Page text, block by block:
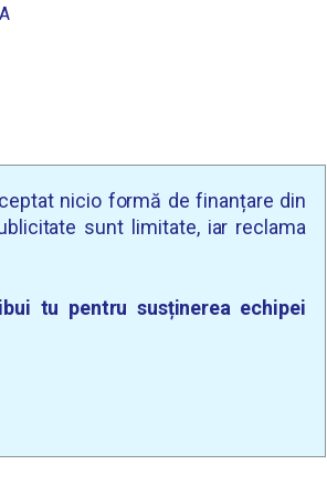
nicio formă de finanțare din
sunt limitate, iar reclama
tu pentru susținerea echipei